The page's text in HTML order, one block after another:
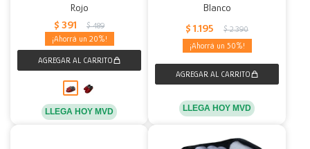
Rojo
$ 391 $ 489
20
LLEGA HOY MVD
Blanco
$ 1.195 $ 2.390
50
LLEGA HOY MVD